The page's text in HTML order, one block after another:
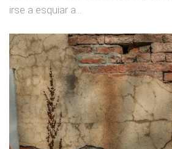
irse a esquiar a...